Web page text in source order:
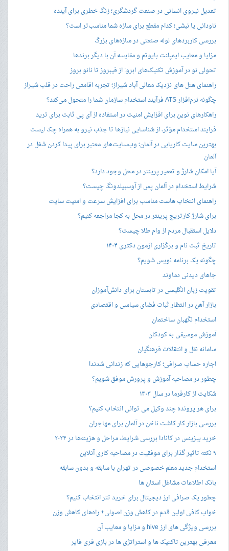
تعدیل نیروی انسانی در صنعت گردشگری؛ زنگ خطری برای آینده
ناودانی یا نبشی؛ کدام مقطع برای سازه شما مناسب‌تر است؟
بررسی کاربردهای لوله صنعتی در سازه‌های بزرگ
مزایا و معایب ایمپلنت بایوتم و مقایسه آن با دیگر برندها
تحولی نو در آموزش تکنیک‌های ابرو: از فیبروز تا نانو بروز
راهنمای هتل های نزدیک معالی آباد شیراز؛ تجربه اقامتی راحت در قلب شیراز
چگونه نرم‌افزار ATS فرآیند استخدام سازمان شما را متحول می‌کند؟
راهکارهای نوین برای افزایش امنیت در استفاده از آی پی ثابت برای ترید
فرآیند استخدام مؤثر، از شناسایی نیازها تا جذب نیرو به همراه چک لیست
بهترین سایت کاریابی در آلمان؛ وب‌سایت‌های معتبر برای پیدا کردن شغل در
آلمان
آیا امکان شارژ و تعمیر پرینتر در محل وجود دارد؟
شرایط استخدام در آلمان پس از آوسبیلدونگ چیست؟
راهنمای انتخاب هاست مناسب برای افزایش سرعت و امنیت سایت
برای شارژ کارتریج پرینتر در محل به کجا مراجعه کنیم؟
دلایل استقبال مردم از وام طلا چیست؟
تاریخ ثبت نام و برگزاری آزمون دکتری ۱۴۰۴
چگونه یک برنامه نویس شویم؟
جاهای دیدنی دماوند
تقویت زبان انگلیسی در تابستان برای دانش‌آموزان
بازار آهن در انتظار ثبات فضای سیاسی و اقتصادی
استخدام نگهبان ساختمان
آموزش موسیقی به کودکان
سامانه نقل و انتقالات فرهنگیان
اجاره حساب صرافی؛ کارجوهایی که زندانی شدند!
چطور در مصاحبه‌ آموزش و پرورش موفق شویم؟
شکایت از کارفرما در سال ۱۴۰۳
برای هر پرونده چند وکیل می توانی انتخاب کنیم؟
بررسی بازار کار کاشت ناخن در آلمان برای مهاجران
خرید بیزینس در کانادا بررسی شرایط، مراحل و هزینه‌ها در ۲۰۲۴
۹ نکته تاثیر گذار برای موفقیت در مصاحبه کاری آنلاین
استخدام جدید معلم خصوصی در تهران با سابقه و بدون سابقه
بانک اطلاعات مشاغل استان ها
چطور یک صرافی ارز دیجیتال برای خرید تتر انتخاب کنیم؟
خواب کافی اولین قدم در کاهش وزن اصولی+ راه‌های کاهش وزن
بررسی ویژگی های ارز hive و مزایا و معایب آن
معرفی بهترین تاکتیک ها و استراتژی ها در بازی فری فایر